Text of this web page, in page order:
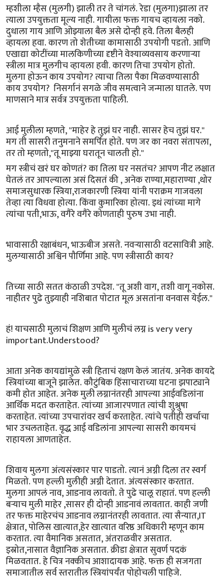
म्हशीला म्हैस (मुलगी) झाली तर ते चांगलं. रेडा (मुलगा)झाला तर
त्याला उपयुक्तता मूल्य नाही. गायीला फक्त गायच व्हायला नको.
दुधाला गाय आणि ओझ्याला बैल असे दोन्ही हवे. तिला बैलही
व्हायला हवा. कारण तो शेतीच्या कामासाठी उपयोगी पडतो. आणि
एखाद्या कोटींच्या मालकिणीच्या दृष्टीने वेश्याव्यवसाय करणाऱ्या
स्त्रीला मात्र मुलगीच व्हायला हवी. कारण तिचा उपयोग होतो.
मुलगा होऊन काय उपयोग? त्याचा तिला पैका मिळवण्यासाठी
काय उपयोग? निसर्गानं सगळे जीव समत्वाने जन्माला घातले. पण
माणसाने मात्र सर्वत्र उपयुक्तता पाहिली.
आई मुलीला म्हणते, "माहेर हे तुझं घर नाही. सासर हेच तुझं घर."
मग ती सासरी तनुमनाने समर्पित होते. पण जर का नवरा संतापला,
तर तो म्हणतो,"तू माझ्या घरातून चालती हो."
मग स्त्रीचं खरं घर कोणतं? का तिला घर नसतंच? आपण नीट लक्षात
घेतलं तर आपल्याला असं दिसतं की , अनेक राण्या,महाराण्या ,थोर
समाजसुधारक स्त्रिया,राजकारणी स्त्रिया यांनी पराक्रम गाजवला
तेव्हा त्या विधवा होत्या. किंवा कुमारिका होत्या. इथं त्यांच्या मागे
त्यांचा पती,भाऊ, वगैरे वगैरे कोणताही पुरुष उभा नाही.
भावासाठी रक्षाबंधन, भाऊबीज असते. नवऱ्यासाठी वटसावित्री आहे.
मुलग्यासाठी अश्विन पौर्णिमा आहे. पण स्त्रीसाठी काय?
तिच्या साठी सतत कंठाळी उपदेश. "तू अशी वाग, तशी वागू नकोस.
नाहीतर पुढे तुझ्याही नशिबात पोटात मूल असतांना वनवास येईल."
हं! याचसाठी मुलाचं शिक्षण आणि मुलीचं लग्न is very very
important.Understood?
आता अनेक कायद्यांमुळे स्त्री हिताचं रक्षण केलं जातंय. अनेक कायदे
स्त्रियांच्या बाजूने झालेत. कौटुंबिक हिंसाचाराच्या घटना झपाट्याने
कमी होत आहेत. अनेक मुली लग्नानंतरही आपल्या आईवडिलांना
आर्थिक मदत करताहेत. त्यांच्या आजारपणात त्यांची शुश्रुषा
करताहेत. त्यांच्या उपचारांवर खर्च करताहेत. त्यांचे पतीही खर्चाचा
भार उचलताहेत. वृद्ध आई वडिलांना आपल्या सासरी कायमचं
राहायला आणताहेत.
शिवाय मुलगा अंत्यसंस्कार पार पाडतो. त्यानं अग्नी दिला तर स्वर्ग
मिळतो. पण हल्ली मुलीही अग्नी देतात. अंत्यसंस्कार करतात.
मुलगा आपलं नाव, आडनाव लावतो. ते पुढे चालू राहातं. पण हल्ली
बऱ्याच मुली माहेर ,सासर ही दोन्ही आडनावं लावतात. काही जणी
तर फक्त माहेरचंच आडनाव लग्नानंतरही लावतात. त्या सैन्यात,IT
क्षेत्रात, पोलिस खात्यात,हेर खात्यात वरिष्ठ अधिकारी म्हणून काम
करतात. त्या वैमानिक असतात, अंतराळवीर असतात.
इस्रोत,नासात वैज्ञानिक असतात. क्रीडा क्षेत्रात सुवर्ण पदकं
मिळवतात. हे चित्र नक्कीच आशादायक आहे. फक्त ही सजगता
समाजातील सर्व स्तरातील स्त्रियांपर्यंत पोहोचली पाहिजे.